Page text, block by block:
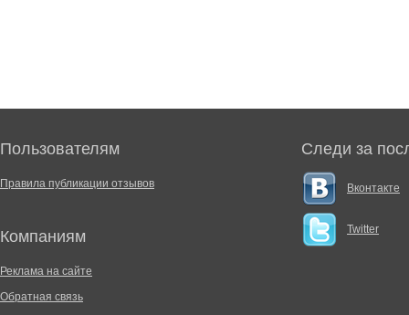
Пользователям
Правила публикации отзывов
Компаниям
Реклама на сайте
Обратная связь
Следи за
Вконтакте
Twitter